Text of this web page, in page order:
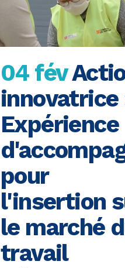
04 fév
innovatrice
Expérience
pour
l'insertion
le marché
travail